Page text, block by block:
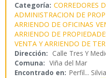
Categoría: CORREDORES
ADMINISTRACION DE
ARRIENDO DE OFICINAS
ARRIENDO DE
VENTA Y ARRIENDO DE
Dirección: Calle Tres Y
Comuna: Viña del Mar
Encontrado en: Perfil...